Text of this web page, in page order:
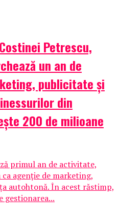
Petrescu,
un an de
publicitate și
din
200 de milioane
primul an de activitate,
agenție de marketing,
autohtonă. În acest răstimp,
gestionarea...